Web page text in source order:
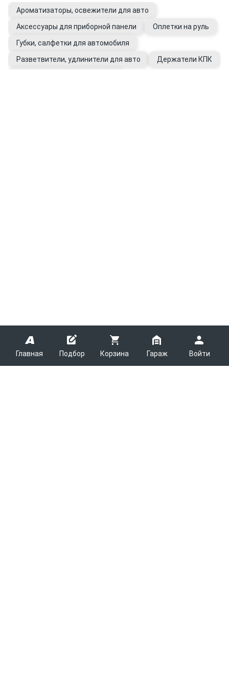
Главная Подбор Корзина Гараж Войти
Ароматизаторы, освежители для авто
Аксессуары для приборной панели
Оплетки на руль
Губки, салфетки для автомобиля
Разветвители, удлинители для авто
Держатели КПК